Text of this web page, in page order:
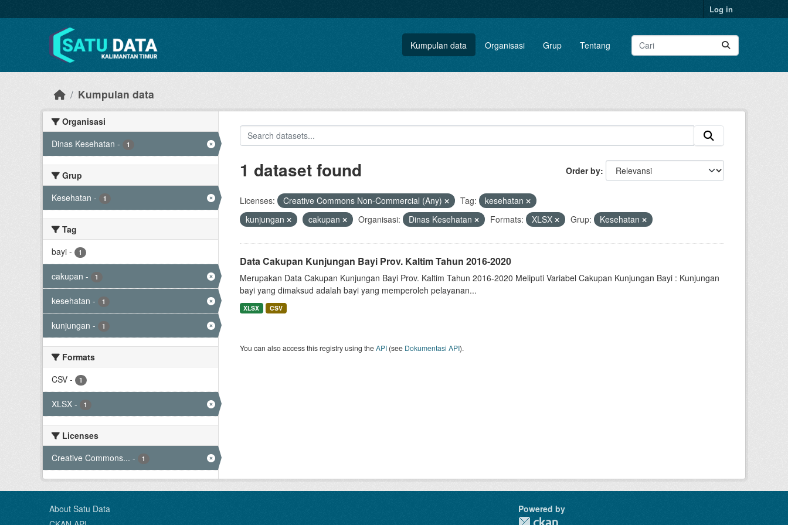
Log in
Kumpulan data Organisasi Grup Tentang
Kumpulan data
Organisasi
Dinas Kesehatan - 1
Grup
Kesehatan - 1
Tag
bayi - 1
cakupan - 1
kesehatan - 1
kunjungan - 1
Formats
CSV - 1
XLSX - 1
Licenses
Creative Commons... - 1
Order by
1 dataset found
Licenses: Creative Commons Non-Commercial (Any) Tag:
kesehatan
kunjungan
cakupan Organisasi: Dinas Kesehatan Formats: XLSX Grup: Kesehatan
Data Cakupan Kunjungan Bayi Prov. Kaltim Tahun 2016-2020
Merupakan Data Cakupan Kunjungan Bayi Prov. Kaltim Tahun 2016-2020 Meliputi Variabel Cakupan Kunjungan Bayi : Kunjungan
bayi yang dimaksud adalah bayi yang memperoleh pelayanan...
XLSX CSV
You can also access this registry using theAPI(see Dokumentasi API).
About Satu Data
Powered by